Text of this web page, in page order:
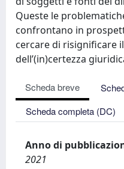
Queste le
confrontano in
cercare di risignificare
dell’(in)certezza
Scheda breve
Scheda completa (DC)
Anno di
2021